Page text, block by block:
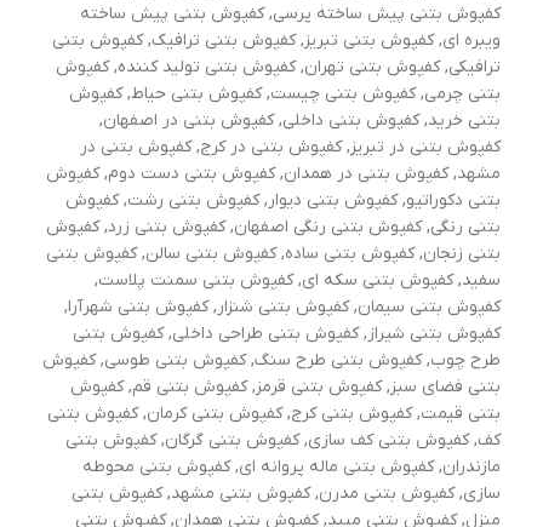
کفپوش بتنی پیش ساخته پرسی, کفپوش بتنی پیش ساخته
ویبره ای, کفپوش بتنی تبریز, کفپوش بتنی ترافیک, کفپوش بتنی
ترافیکی, کفپوش بتنی تهران, کفپوش بتنی تولید کننده, کفپوش
بتنی چرمی, کفپوش بتنی چیست, کفپوش بتنی حیاط, کفپوش
بتنی خرید, کفپوش بتنی داخلی, کفپوش بتنی در اصفهان,
کفپوش بتنی در تبریز, کفپوش بتنی در کرج, کفپوش بتنی در
مشهد, کفپوش بتنی در همدان, کفپوش بتنی دست دوم, کفپوش
بتنی دکوراتیو, کفپوش بتنی دیوار, کفپوش بتنی رشت, کفپوش
بتنی رنگی, کفپوش بتنی رنگی اصفهان, کفپوش بتنی زرد, کفپوش
بتنی زنجان, کفپوش بتنی ساده, کفپوش بتنی سالن, کفپوش بتنی
سفید, کفپوش بتنی سکه ای, کفپوش بتنی سمنت پلاست,
کفپوش بتنی سیمان, کفپوش بتنی شنزار, کفپوش بتنی شهرآرا,
کفپوش بتنی شیراز, کفپوش بتنی طراحی داخلی, کفپوش بتنی
طرح چوب, کفپوش بتنی طرح سنگ, کفپوش بتنی طوسی, کفپوش
بتنی فضای سبز, کفپوش بتنی قرمز, کفپوش بتنی قم, کفپوش
بتنی قیمت, کفپوش بتنی کرج, کفپوش بتنی کرمان, کفپوش بتنی
کف, کفپوش بتنی کف سازی, کفپوش بتنی گرگان, کفپوش بتنی
مازندران, کفپوش بتنی ماله پروانه ای, کفپوش بتنی محوطه
سازی, کفپوش بتنی مدرن, کفپوش بتنی مشهد, کفپوش بتنی
منزل, کفپوش بتنی میبد, کفپوش بتنی همدان, کفپوش بتنی